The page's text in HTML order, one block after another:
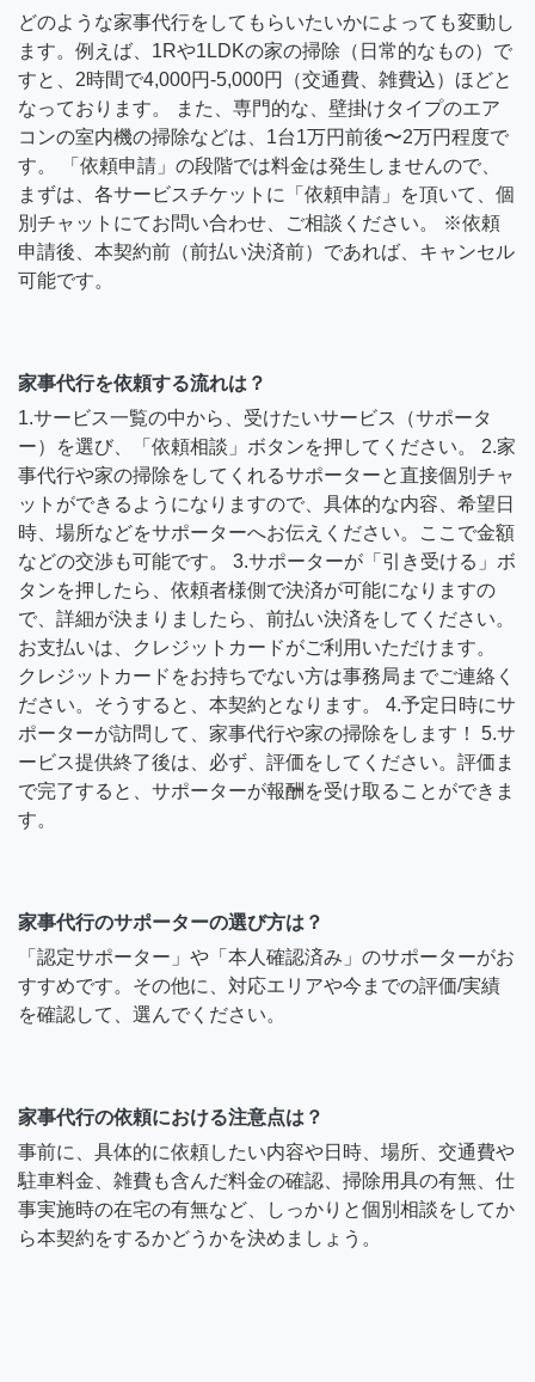
どのような家事代行をしてもらいたいかによっても変動し
ます。例えば、1Rや1LDKの家の掃除（日常的なもの）で
すと、2時間で4,000円-5,000円（交通費、雑費込）ほどと
なっております。 また、専門的な、壁掛けタイプのエア
コンの室内機の掃除などは、1台1万円前後〜2万円程度で
す。 「依頼申請」の段階では料金は発生しませんので、
まずは、各サービスチケットに「依頼申請」を頂いて、個
別チャットにてお問い合わせ、ご相談ください。 ※依頼
申請後、本契約前（前払い決済前）であれば、キャンセル
可能です。
家事代行を依頼する流れは？
1.サービス一覧の中から、受けたいサービス（サポータ
ー）を選び、「依頼相談」ボタンを押してください。 2.家
事代行や家の掃除をしてくれるサポーターと直接個別チャ
ットができるようになりますので、具体的な内容、希望日
時、場所などをサポーターへお伝えください。ここで金額
などの交渉も可能です。 3.サポーターが「引き受ける」ボ
タンを押したら、依頼者様側で決済が可能になりますの
で、詳細が決まりましたら、前払い決済をしてください。
お支払いは、クレジットカードがご利用いただけます。
クレジットカードをお持ちでない方は事務局までご連絡く
ださい。そうすると、本契約となります。 4.予定日時にサ
ポーターが訪問して、家事代行や家の掃除をします！ 5.サ
ービス提供終了後は、必ず、評価をしてください。評価ま
で完了すると、サポーターが報酬を受け取ることができま
す。
家事代行のサポーターの選び方は？
「認定サポーター」や「本人確認済み」のサポーターがお
すすめです。その他に、対応エリアや今までの評価/実績
を確認して、選んでください。
家事代行の依頼における注意点は？
事前に、具体的に依頼したい内容や日時、場所、交通費や
駐車料金、雑費も含んだ料金の確認、掃除用具の有無、仕
事実施時の在宅の有無など、しっかりと個別相談をしてか
ら本契約をするかどうかを決めましょう。